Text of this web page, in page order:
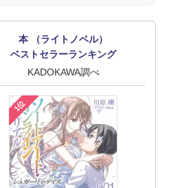
本 （ライトノベル）
ベストセラーランキング
KADOKAWA調べ
1位